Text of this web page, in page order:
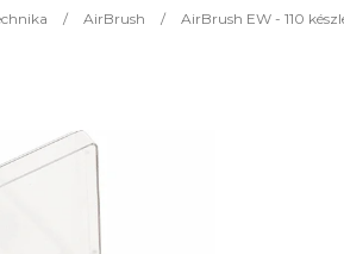
/ AirBrush / AirBrush EW - 110